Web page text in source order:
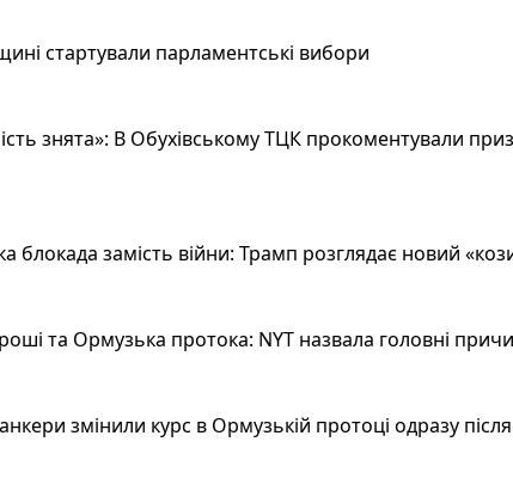
стартували парламентські вибори
знята»: В Обухівському ТЦК прокоментували
замість війни: Трамп розглядає новий
та Ормузька протока: NYT назвала головні
змінили курс в Ормузькій протоці одразу